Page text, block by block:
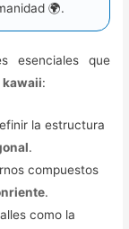
🌍.
esenciales que
:
la estructura
.
compuestos
.
como la